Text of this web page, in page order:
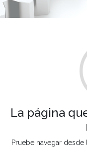
La página
Pruebe navegar